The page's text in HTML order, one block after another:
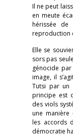
Il ne peut
en meute
hérissée de
reproduction
Elle se
sors pas
génocide par
image, il
Tutsi par un
principe est
des viols
une manière
les accords
démocratie